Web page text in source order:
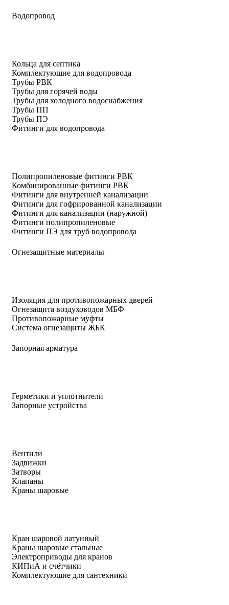
Водопровод
Кольца для септика
Комплектующие для водопровода
Трубы РВК
Трубы для горячей воды
Трубы для холодного водоснабжения
Трубы ПП
Трубы ПЭ
Фитинги для водопровода
Полипропиленовые фитинги РВК
Комбинированные фитинги РВК
Фитинги для внутренней канализации
Фитинги для гофрированной канализации
Фитинги для канализации (наружной)
Фитинги полипропиленовые
Фитинги ПЭ для труб водопровода
Огнезащитные материалы
Изоляция для противопожарных дверей
Огнезащита воздуховодов МБФ
Противопожарные муфты
Система огнезащиты ЖБК
Запорная арматура
Герметики и уплотнители
Запорные устройства
Вентили
Задвижки
Затворы
Клапаны
Краны шаровые
Кран шаровой латунный
Краны шаровые стальные
Электроприводы для кранов
КИПиА и счётчики
Комплектующие для сантехники